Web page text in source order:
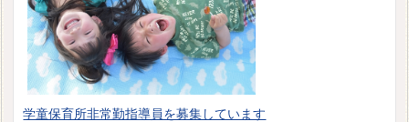
学童保育所非常勤指導員を募集しています